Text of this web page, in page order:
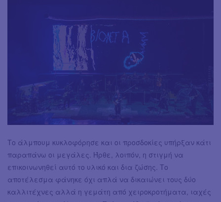
Το άλμπουμ κυκλοφόρησε και οι προσδοκίες υπήρξαν κάτι
παραπάνω οι μεγάλες. Ήρθε, λοιπόν, η στιγμή να
επικοινωνηθεί αυτό το υλικό και δια ζώσης. Το
αποτέλεσμα φάνηκε όχι απλά να δικαιώνει τους δύο
καλλιτέχνες αλλά η γεμάτη από χειροκροτήματα, ιαχές